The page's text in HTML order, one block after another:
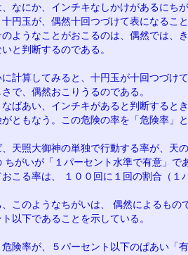
、なにか、インチキなしかけがあるにち
十円玉が、偶然十回つづけて表になるこ
のようなことがおこるのは、偶然では、
と判断するのである。
に計算してみると、十円玉が十回つづけ
で、偶然おこりうるのである。
なばあい、インチキがあると判断すると
ともなう。この危険の率を「危険率」と
、天照大御神の単独で行動する率が、天
ちがいが「１パーセント水準で有意」
おこる率は、 １００回に１回の割合（１
このようなちがいは、 偶然によるもの
以下であることを示している。
険率が、５パーセント以下のぱあい「